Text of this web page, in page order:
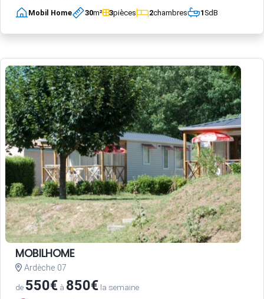
Mobil Home 30m² 3pièces 2chambres 1SdB
MOBILHOME
Ardèche 07
de 550€ à 850€ la semaine